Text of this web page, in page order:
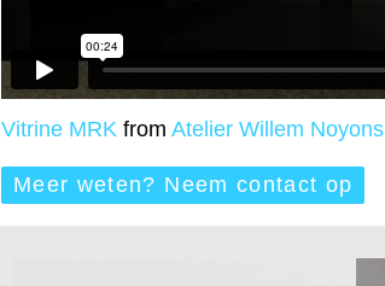
Vitrine MRKfrom Atelier Willem Noyons
Meer weten? Neem contact op